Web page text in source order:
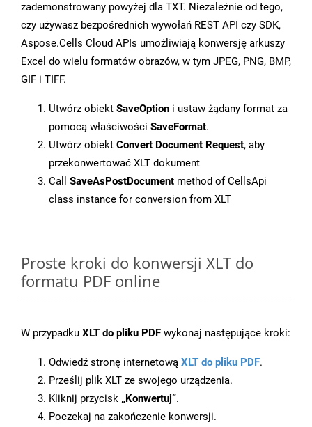
zademonstrowany powyżej dla TXT. Niezależnie od tego,
czy używasz bezpośrednich wywołań REST API czy SDK,
Aspose.Cells Cloud APIs umożliwiają konwersję arkuszy
Excel do wielu formatów obrazów, w tym JPEG, PNG, BMP,
GIF i TIFF.
Utwórz obiekt SaveOption i ustaw żądany format za
pomocą właściwości SaveFormat.
Utwórz obiekt Convert Document Request, aby
przekonwertować XLT dokument
Call SaveAsPostDocument method of CellsApi
class instance for conversion from XLT
Proste kroki do konwersji XLT do
formatu PDF online
W przypadku XLT do pliku PDF wykonaj następujące kroki:
Odwiedź stronę internetową XLT do pliku PDF.
Prześlij plik XLT ze swojego urządzenia.
Kliknij przycisk „Konwertuj”.
Poczekaj na zakończenie konwersji.